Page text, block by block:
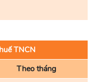
TNCN
Theo tháng